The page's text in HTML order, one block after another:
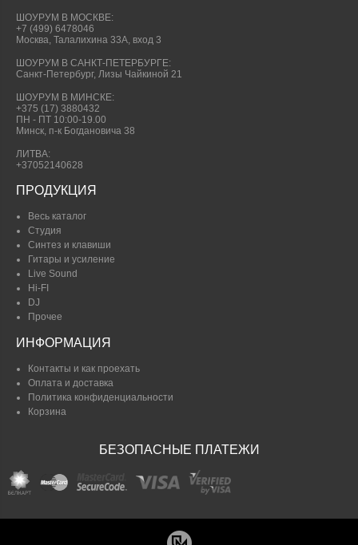
ШОУРУМ В МОСКВЕ:
+7 (499) 6478046
Москва, Талалихина 33А, вход 3
ШОУРУМ В САНКТ-ПЕТЕРБУРГЕ:
Санкт-Петербург, Лизы Чайкиной 21
ШОУРУМ В МИНСКЕ:
+375 (17) 3880432
ПН - ПТ 10:00-19.00
Минск, п-к Богдановича 38
ЛИТВА:
+37052140628
ПРОДУКЦИЯ
Весь каталог
Студия
Синтез и клавиши
Гитары и усиление
Live Sound
Hi-FI
DJ
Прочее
ИНФОРМАЦИЯ
Контакты и как проехать
Оплата и доставка
Политика конфиденциальности
Корзина
БЕЗОПАСНЫЕ ПЛАТЕЖИ